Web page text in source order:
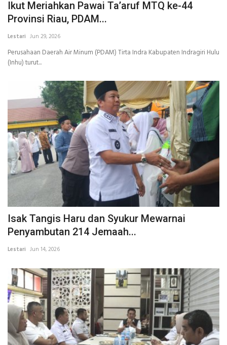
Ikut Meriahkan Pawai Ta’aruf MTQ ke-44
Provinsi Riau, PDAM...
Lestari Jun 29, 2026
Perusahaan Daerah Air Minum (PDAM) Tirta Indra Kabupaten Indragiri Hulu
(Inhu) turut...
Isak Tangis Haru dan Syukur Mewarnai
Penyambutan 214 Jemaah...
Lestari Jun 14, 2026